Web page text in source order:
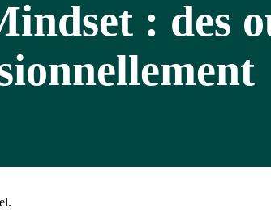
: des